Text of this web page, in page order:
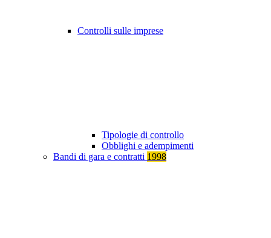
Controlli sulle imprese
Tipologie di controllo
Obblighi e adempimenti
Bandi di gara e contratti 1998